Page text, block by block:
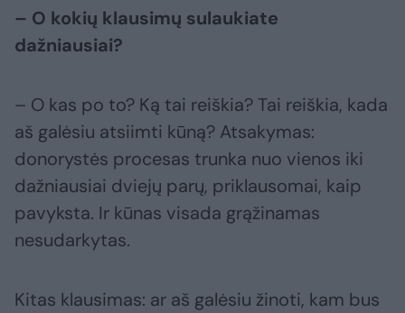
– O kokių klausimų sulaukiate
dažniausiai?
– O kas po to? Ką tai reiškia? Tai reiškia, kada
aš galėsiu atsiimti kūną? Atsakymas:
donorystės procesas trunka nuo vienos iki
dažniausiai dviejų parų, priklausomai, kaip
pavyksta. Ir kūnas visada grąžinamas
nesudarkytas.
Kitas klausimas: ar aš galėsiu žinoti, kam bus